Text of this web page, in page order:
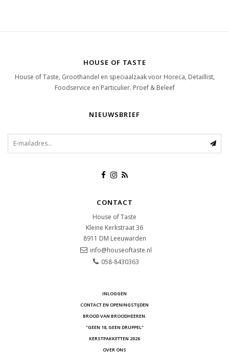
HOUSE OF TASTE
House of Taste, Groothandel en speciaalzaak voor Horeca, Detaillist,
Foodservice en Particulier. Proef & Beleef
NIEUWSBRIEF
CONTACT
House of Taste
Kleine Kerkstraat 36
8911 DM Leeuwarden
info@houseoftaste.nl
058-8430363
INLOGGEN
CONTACT EN OPENINGSTIJDEN
BROOD VAN BROODHEEREN.
"GEEN 18, GEEN DRUPPEL"
KERSTPAKKETTEN 2026
OVER ONS